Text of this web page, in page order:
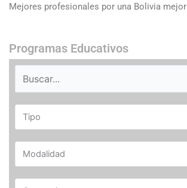
Mejores profesionales por una Bolivia mejor
Programas Educativos
Tipo
Modalidad